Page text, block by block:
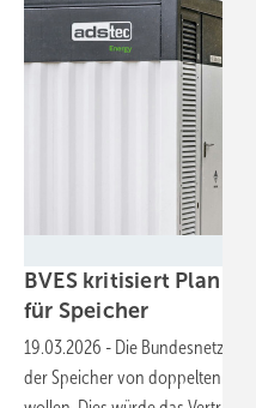
BVES kritisiert Plan
für Speicher
19.03.2026 - Die
der Speicher von doppelten